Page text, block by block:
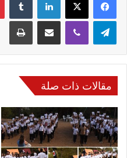
مقالات ذات صلة